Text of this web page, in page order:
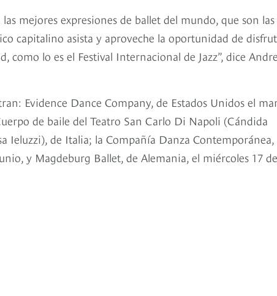
mejores expresiones de ballet del mundo, que son
capitalino asista y aproveche la oportunidad de
como lo es el Festival Internacional de Jazz”, dice
Evidence Dance Company, de Estados Unidos el
de baile del Teatro San Carlo Di Napoli (Cándida
Ieluzzi), de Italia; la Compañía Danza Contemporánea,
y Magdeburg Ballet, de Alemania, el miércoles 17 de